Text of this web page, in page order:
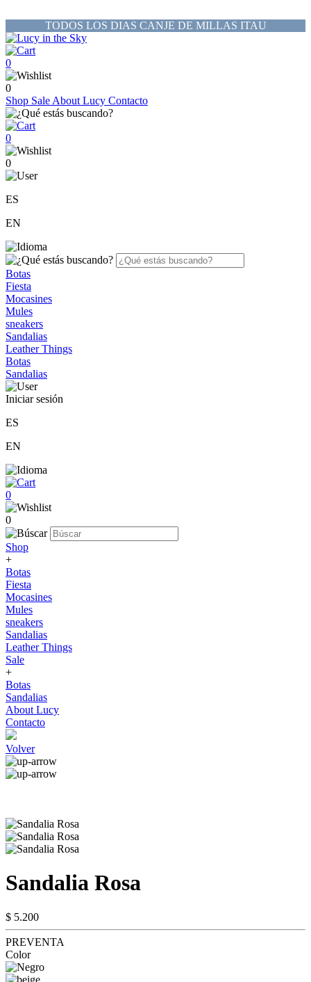
TODOS LOS DIAS CANJE DE MILLAS ITAU
0
0
Shop Sale About Lucy Contacto
0
0
ES
EN
Botas
Fiesta
Mocasines
Mules
sneakers
Sandalias
Leather Things
Botas
Sandalias
Iniciar sesión
ES
EN
0
0
Shop
+
Botas
Fiesta
Mocasines
Mules
sneakers
Sandalias
Leather Things
Sale
+
Botas
Sandalias
About Lucy
Contacto
Volver
Sandalia Rosa
$ 5.200
PREVENTA
Color